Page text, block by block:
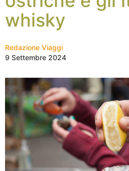
whisky
Redazione Viaggi
9 Settembre 2024